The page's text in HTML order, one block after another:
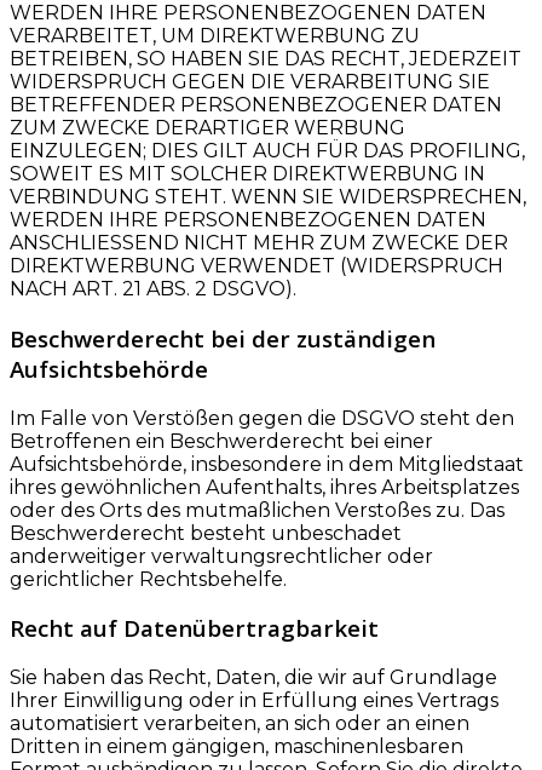
WERDEN IHRE PERSONENBEZOGENEN DATEN
VERARBEITET, UM DIREKTWERBUNG ZU
BETREIBEN, SO HABEN SIE DAS RECHT, JEDERZEIT
WIDERSPRUCH GEGEN DIE VERARBEITUNG SIE
BETREFFENDER PERSONENBEZOGENER DATEN
ZUM ZWECKE DERARTIGER WERBUNG
EINZULEGEN; DIES GILT AUCH FÜR DAS PROFILING,
SOWEIT ES MIT SOLCHER DIREKTWERBUNG IN
VERBINDUNG STEHT. WENN SIE WIDERSPRECHEN,
WERDEN IHRE PERSONENBEZOGENEN DATEN
ANSCHLIESSEND NICHT MEHR ZUM ZWECKE DER
DIREKTWERBUNG VERWENDET (WIDERSPRUCH
NACH ART. 21 ABS. 2 DSGVO).
Beschwerde­recht bei der zuständigen
Aufsichts­behörde
Im Falle von Verstößen gegen die DSGVO steht den
Betroffenen ein Beschwerderecht bei einer
Aufsichtsbehörde, insbesondere in dem Mitgliedstaat
ihres gewöhnlichen Aufenthalts, ihres Arbeitsplatzes
oder des Orts des mutmaßlichen Verstoßes zu. Das
Beschwerderecht besteht unbeschadet
anderweitiger verwaltungsrechtlicher oder
gerichtlicher Rechtsbehelfe.
Recht auf Daten­übertrag­barkeit
Sie haben das Recht, Daten, die wir auf Grundlage
Ihrer Einwilligung oder in Erfüllung eines Vertrags
automatisiert verarbeiten, an sich oder an einen
Dritten in einem gängigen, maschinenlesbaren